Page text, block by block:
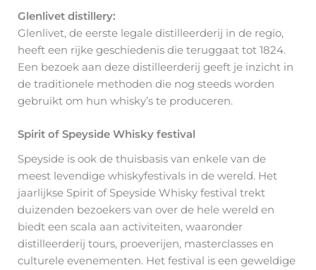
Glenlivet distillery:
Glenlivet, de eerste legale distilleerderij in de regio,
heeft een rijke geschiedenis die teruggaat tot 1824.
Een bezoek aan deze distilleerderij geeft je inzicht in
de traditionele methoden die nog steeds worden
gebruikt om hun whisky’s te produceren.
Spirit of Speyside Whisky festival
Speyside is ook de thuisbasis van enkele van de
meest levendige whiskyfestivals in de wereld. Het
jaarlijkse Spirit of Speyside Whisky festival trekt
duizenden bezoekers van over de hele wereld en
biedt een scala aan activiteiten, waaronder
distilleerderij tours, proeverijen, masterclasses en
culturele evenementen. Het festival is een geweldige